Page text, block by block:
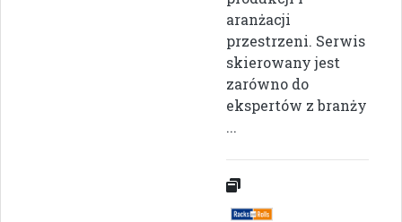
aranżacji
przestrzeni. Serwis
skierowany jest
zarówno do
ekspertów z branży
...